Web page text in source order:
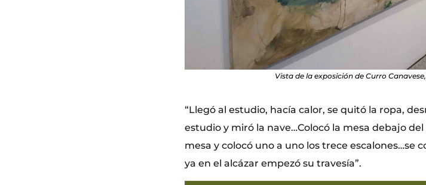
Vista de la exposición de Curro
“Llegó al estudio, hacía calor, se quitó la ropa,
estudio y miró la nave…Colocó la mesa debajo
mesa y colocó uno a uno los trece escalones…se
ya en el alcázar empezó su travesía”.